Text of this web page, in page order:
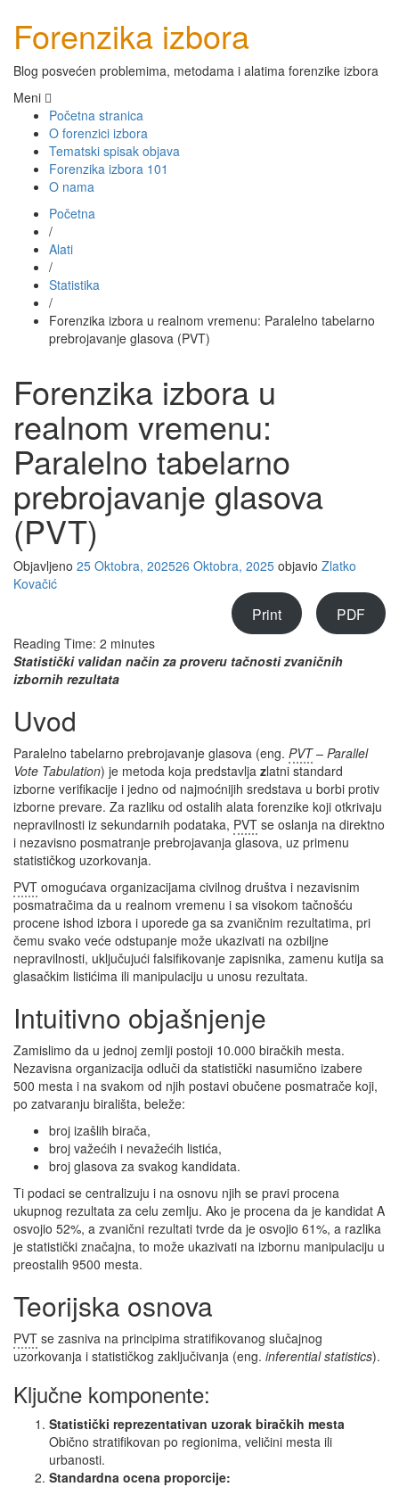
Forenzika izbora
Blog posvećen problemima, metodama i alatima forenzike izbora
Meni
Početna stranica
O forenzici izbora
Tematski spisak objava
Forenzika izbora 101
O nama
Početna
/
Alati
/
Statistika
/
Forenzika izbora u realnom vremenu: Paralelno tabelarno
prebrojavanje glasova (PVT)
Forenzika izbora u
realnom vremenu:
Paralelno tabelarno
prebrojavanje glasova
(PVT)
Objavljeno 25 Oktobra, 202526 Oktobra, 2025 objavio Zlatko
Kovačić
Print PDF
Reading Time: 2 minutes
Statistički validan način za proveru tačnosti zvaničnih
izbornih rezultata
Uvod
Paralelno tabelarno prebrojavanje glasova (eng. PVT– Parallel
Vote Tabulation) je metoda koja predstavlja zlatni standard
izborne verifikacije i jedno od najmoćnijih sredstava u borbi protiv
izborne prevare. Za razliku od ostalih alata forenzike koji otkrivaju
nepravilnosti iz sekundarnih podataka, PVT se oslanja na direktno
i nezavisno posmatranje prebrojavanja glasova, uz primenu
statističkog uzorkovanja.
PVT omogućava organizacijama civilnog društva i nezavisnim
posmatračima da u realnom vremenu i sa visokom tačnošću
procene ishod izbora i uporede ga sa zvaničnim rezultatima, pri
čemu svako veće odstupanje može ukazivati na ozbiljne
nepravilnosti, uključujući falsifikovanje zapisnika, zamenu kutija sa
glasačkim listićima ili manipulaciju u unosu rezultata.
Intuitivno objašnjenje
Zamislimo da u jednoj zemlji postoji 10.000 biračkih mesta.
Nezavisna organizacija odluči da statistički nasumično izabere
500 mesta i na svakom od njih postavi obučene posmatrače koji,
po zatvaranju birališta, beleže:
broj izašlih birača,
broj važećih i nevažećih listića,
broj glasova za svakog kandidata.
Ti podaci se centralizuju i na osnovu njih se pravi procena
ukupnog rezultata za celu zemlju. Ako je procena da je kandidat A
osvojio 52%, a zvanični rezultati tvrde da je osvojio 61%, a razlika
je statistički značajna, to može ukazivati na izbornu manipulaciju u
preostalih 9500 mesta.
Teorijska osnova
PVT se zasniva na principima stratifikovanog slučajnog
uzorkovanja i statističkog zaključivanja (eng. inferential statistics).
Ključne komponente:
Statistički reprezentativan uzorak biračkih mesta
Obično stratifikovan po regionima, veličini mesta ili
urbanosti.
Standardna ocena proporcije: